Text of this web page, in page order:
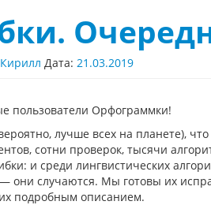
Кирилл Дата: 21.03.2019
пользователи Орфограммки!
лучше всех на планете),
сотни проверок, тысячи
и среди лингвистических
они случаются. Мы готовы их
подробным описанием.